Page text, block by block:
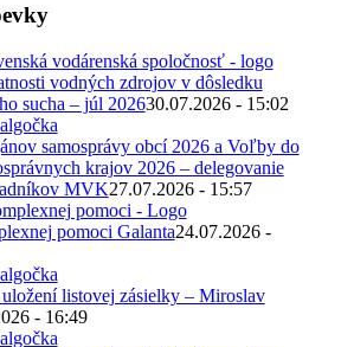
vodných zdrojov v dôsledku
sucha – júl 202630.07.2026 - 15:02
samosprávy obcí 2026 a Voľby do
krajov 2026 – delegovanie
MVK27.07.2026 - 15:57
pomoci Galanta24.07.2026 -
listovej zásielky – Miroslav
- 16:49